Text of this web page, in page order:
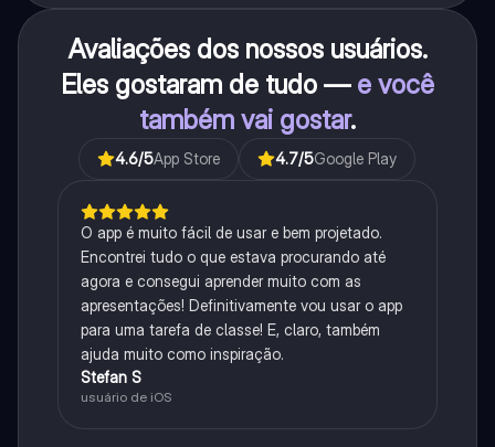
Avaliações dos nossos usuários.
Eles gostaram de tudo — e você
também vai gostar.
4.6/5App Store 4.7/5Google Play
O app é muito fácil de usar e bem projetado.
Encontrei tudo o que estava procurando até
agora e consegui aprender muito com as
apresentações! Definitivamente vou usar o app
para uma tarefa de classe! E, claro, também
ajuda muito como inspiração.
Stefan S
usuário de iOS